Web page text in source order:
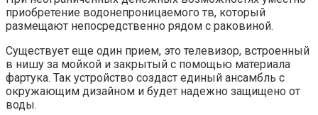
приобретение водонепроницаемого тв, который
размещают непосредственно рядом с раковиной.
Существует еще один прием, это телевизор, встроенный
в нишу за мойкой и закрытый с помощью материала
фартука. Так устройство создаст единый ансамбль с
окружающим дизайном и будет надежно защищено от
воды.